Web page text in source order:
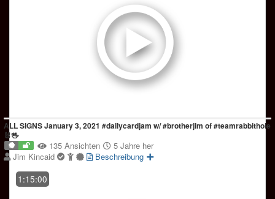
ALL SIGNS January 3, 2021 #dailycardjam w/ #brotherjim of #teamrabbithole
🐰🖖
135 Ansichten
5 Jahre her
Jim Kincaid
Beschreibung
1:15:00